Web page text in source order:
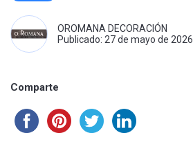
OROMANA DECORACIÓN
Publicado: 27 de mayo de 2026
Comparte